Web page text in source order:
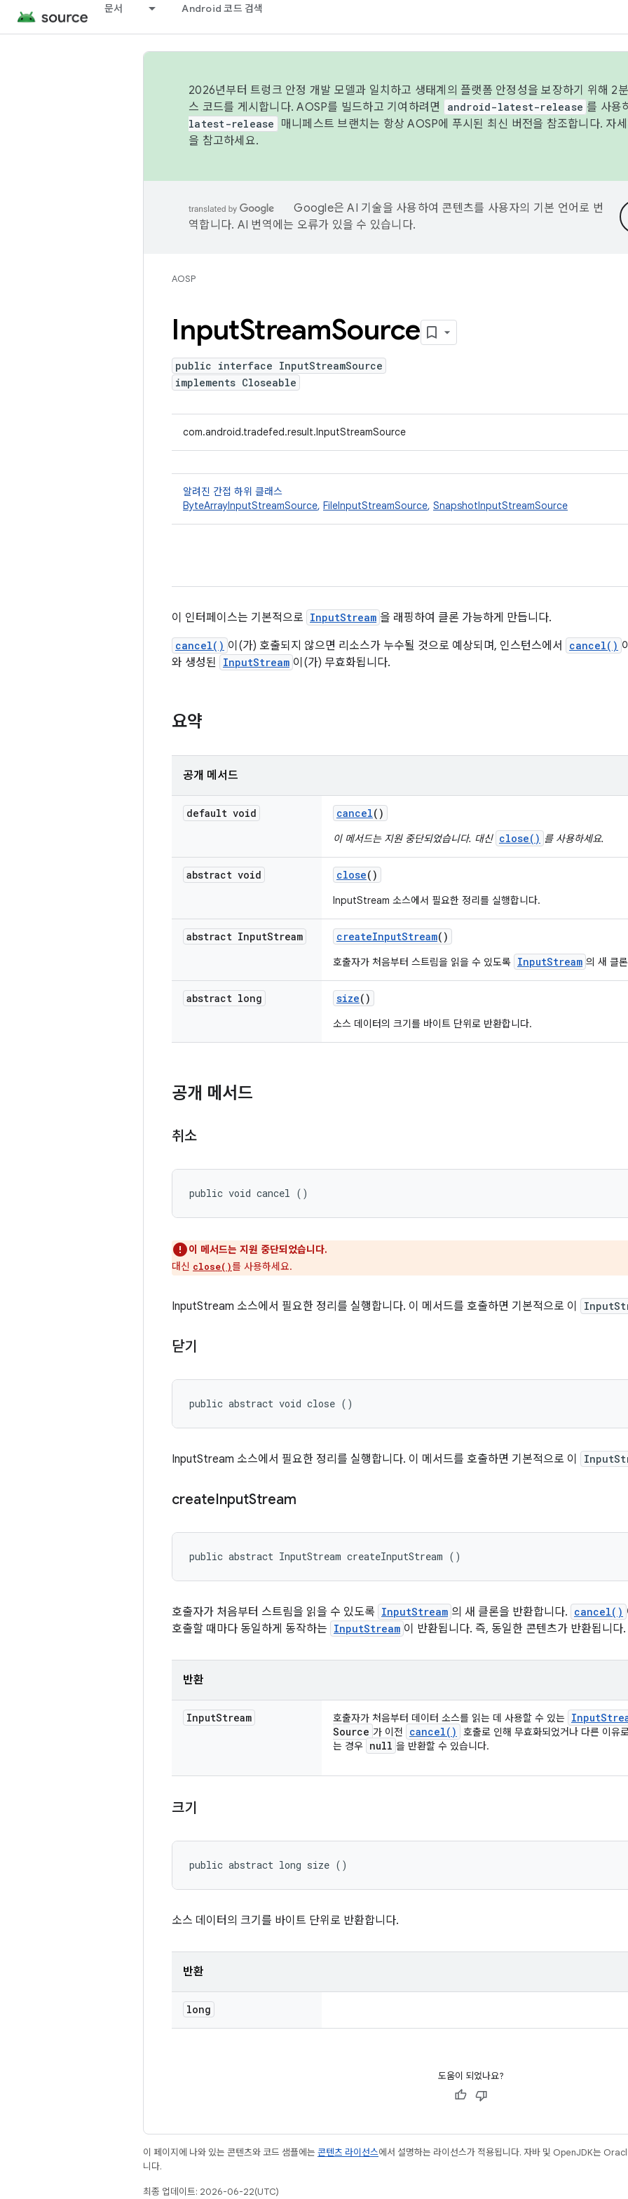
문서 Android 코드 검색
2026년부터 트렁크 안정 개발 모델과 일치하고 생태계의 플랫폼 안정성을 보장하기 위해 2
스 코드를 게시합니다. AOSP를 빌드하고 기여하려면
android-latest-release 를 사용
latest-release
매니페스트 브랜치는 항상 AOSP에 푸시된 최신 버전을 참조합니다. 자
을 참고하세요.
Google은 AI 기술을 사용하여 콘텐츠를 사용자의 기본 언어로 번
역합니다. AI 번역에는 오류가 있을 수 있습니다.
AOSP
InputStreamSource
public interface InputStreamSource
implements Closeable
com.android.tradefed.result.InputStreamSource
알려진 간접 하위 클래스
ByteArrayInputStreamSource, FileInputStreamSource, SnapshotInputStreamSource
이 인터페이스는 기본적으로 InputStream 을 래핑하여 클론 가능하게 만듭니다.
cancel() 이(가) 호출되지 않으면 리소스가 누수될 것으로 예상되며, 인스턴스에서 cancel()
와 생성된 InputStream 이(가) 무효화됩니다.
요약
공개 메서드
default void cancel()
이 메서드는 지원 중단되었습니다. 대신 close() 를 사용하세요.
abstract void close()
InputStream 소스에서 필요한 정리를 실행합니다.
abstract InputStream createInputStream()
호출자가 처음부터 스트림을 읽을 수 있도록 InputStream 의 새 클
abstract long size()
소스 데이터의 크기를 바이트 단위로 반환합니다.
공개 메서드
취소
public void cancel ()
이 메서드는 지원 중단되었습니다.
대신 close()를 사용하세요.
InputStream 소스에서 필요한 정리를 실행합니다. 이 메서드를 호출하면 기본적으로 이
닫기
public abstract void close ()
InputStream 소스에서 필요한 정리를 실행합니다. 이 메서드를 호출하면 기본적으로 이
createInputStream
public abstract InputStream createInputStream ()
호출자가 처음부터 스트림을 읽을 수 있도록 InputStream 의 새 클론을 반환합니다. cancel()
호출할 때마다 동일하게 동작하는 InputStream 이 반환됩니다. 즉, 동일한 콘텐츠가 반환됩니다.
반환
InputStream 호출자가 처음부터 데이터 소스를 읽는 데 사용할 수 있는 Input
Source 가 이전 cancel( )
호출로 인해 무효화되었거나 다른 이
는 경우 null 을 반환할 수 있습니다.
크기
public abstract long size ()
소스 데이터의 크기를 바이트 단위로 반환합니다.
반환
long
도움이 되었나요?
이 페이지에 나와 있는 콘텐츠와 코드 샘플에는 콘텐츠 라이선스에서 설명하는 라이선스가 적용됩니다. 자바 및 OpenJDK는
니다.
최종 업데이트: 2026-06-22(UTC)